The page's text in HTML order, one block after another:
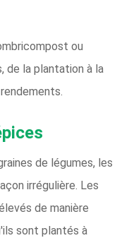
ou
de la plantation à la
de légumes, les
irrégulière. Les
de manière
sont plantés à